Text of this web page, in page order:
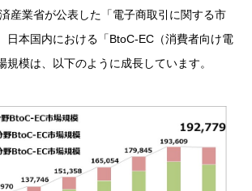
産業省が公表した「電子商取引に関する市
日本国内における「BtoC-EC（消費者向け電
規模は、以下のように成長しています。